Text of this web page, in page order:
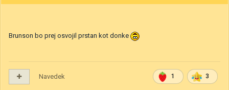
Brunson bo prej osvojil prstan kot donke
1 3
Navedek